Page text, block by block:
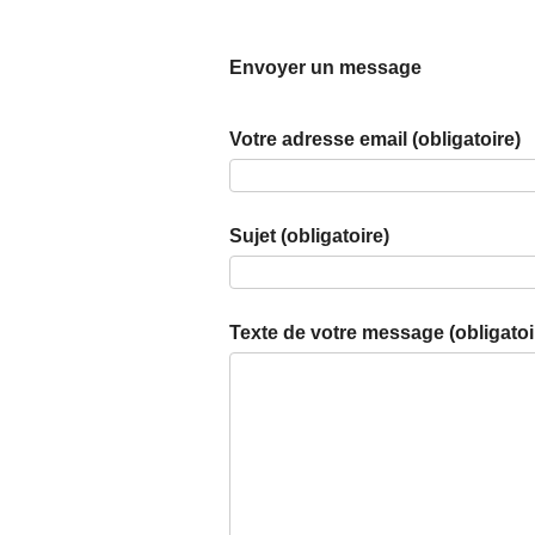
Envoyer un message
Votre adresse email (obligatoire)
Sujet (obligatoire)
Texte de votre message